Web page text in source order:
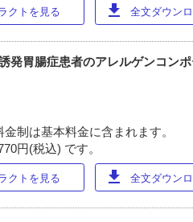
クトを見る download 全文ダウン
発胃腸症患者のアレルゲンコン
制は基本料金に含まれます。
円(税込) です。
クトを見る download 全文ダウン